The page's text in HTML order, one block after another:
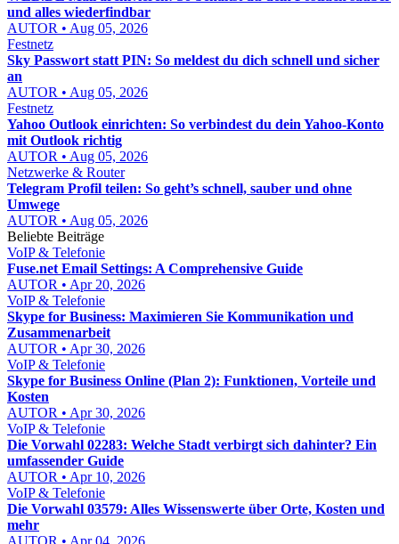
und alles wiederfindbar
AUTOR • Aug 05, 2026
Festnetz
Sky Passwort statt PIN: So meldest du dich schnell und sicher
an
AUTOR • Aug 05, 2026
Festnetz
Yahoo Outlook einrichten: So verbindest du dein Yahoo-Konto
mit Outlook richtig
AUTOR • Aug 05, 2026
Netzwerke & Router
Telegram Profil teilen: So geht’s schnell, sauber und ohne
Umwege
AUTOR • Aug 05, 2026
Beliebte Beiträge
VoIP & Telefonie
Fuse.net Email Settings: A Comprehensive Guide
AUTOR • Apr 20, 2026
VoIP & Telefonie
Skype for Business: Maximieren Sie Kommunikation und
Zusammenarbeit
AUTOR • Apr 30, 2026
VoIP & Telefonie
Skype for Business Online (Plan 2): Funktionen, Vorteile und
Kosten
AUTOR • Apr 30, 2026
VoIP & Telefonie
Die Vorwahl 02283: Welche Stadt verbirgt sich dahinter? Ein
umfassender Guide
AUTOR • Apr 10, 2026
VoIP & Telefonie
Die Vorwahl 03579: Alles Wissenswerte über Orte, Kosten und
mehr
AUTOR • Apr 04, 2026